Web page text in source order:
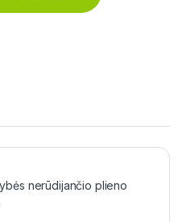
nerūdijančio plieno